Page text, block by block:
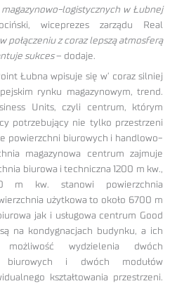
logistycznych w Łubnej
wiceprezes zarządu Real
połączeniu z coraz lepszą atmosferą
sukces– dodaje.
Łubna wpisuje się w’ coraz silniej
rynku magazynowym, trend.
Units, czyli centrum, którym
potrzebujący nie tylko przestrzeni
powierzchni biurowych i handlowo-
magazynowa centrum zajmuje
biurowa i techniczna 1200 m kw.,
m kw. stanowi powierzchnia
użytkowa to około 6700 m
jak i usługowa centrum Good
na kondygnacjach budynku, a ich
wydzielenia dwóch
biurowych i dwóch modułów
kształtowania przestrzeni.